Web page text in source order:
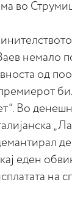
во
немало
од
Во
еден
на